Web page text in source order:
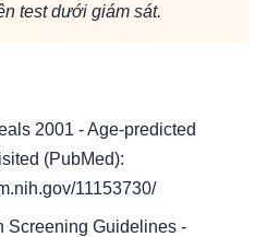
test dưới giám sát.
2001 - Age-predicted
(PubMed):
11153730/
Screening Guidelines -